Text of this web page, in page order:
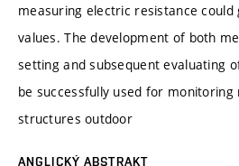
measuring electric resistance
values. The development of both
setting and subsequent evaluating
be successfully used for
structures outdoor
ANGLICKÝ ABSTRAKT